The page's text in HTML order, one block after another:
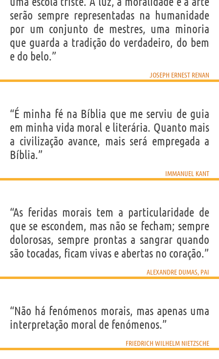
serão sempre representadas na humanidade
por um conjunto de mestres, uma minoria
que guarda a tradição do verdadeiro, do bem
e do belo.”
JOSEPH ERNEST RENAN
“É minha fé na Bíblia que me serviu de guia
em minha vida moral e literária. Quanto mais
a civilização avance, mais será empregada a
Bíblia.”
IMMANUEL KANT
“As feridas morais tem a particularidade de
que se escondem, mas não se fecham; sempre
dolorosas, sempre prontas a sangrar quando
são tocadas, ficam vivas e abertas no coração.”
ALEXANDRE DUMAS, PAI
“Não há fenómenos morais, mas apenas uma
interpretação moral de fenómenos.”
FRIEDRICH WILHELM NIETZSCHE